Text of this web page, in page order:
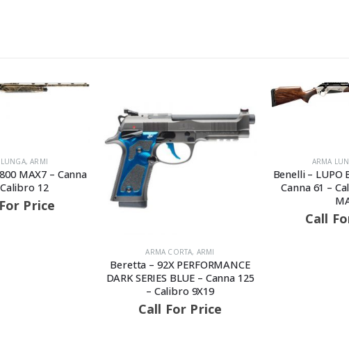
ARMA LUNGA
Benelli – LUPO BEST DE LUXE –
Canna 61 – Calibro 300 WIN